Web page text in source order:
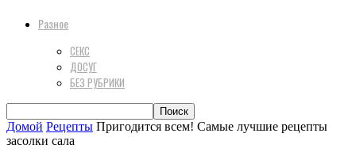
Разное
СЕКС
ДОСУГ
БЕЗ РУБРИКИ
Домой Рецепты Пригодится всем! Самые лучшие рецепты
засолки сала